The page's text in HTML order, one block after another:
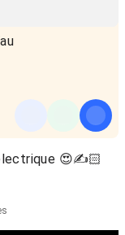
😍✍️🏻